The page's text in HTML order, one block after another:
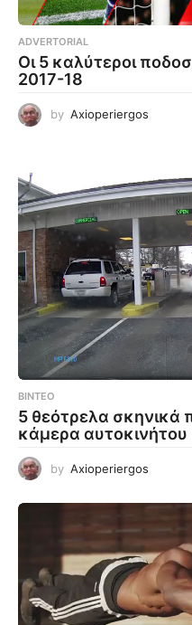
ADVERTORIAL
Οι 5 καλύτεροι
2017-18
by Axioperiergos
ΒΊΝΤΕΟ
5 θεότρελα
κάμερα αυτοκινήτου
by Axioperiergos